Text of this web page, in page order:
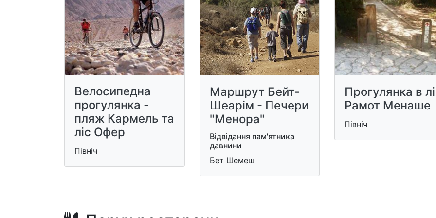
Велосипедна
прогулянка -
пляж Кармель та
ліс Офер
Північ
Маршрут Бейт-
Шеарім - Печери
"Менора"
Відвідання пам'ятника
давнини
Бет Шемеш
Прогулянка в
Рамот Менаше
Північ